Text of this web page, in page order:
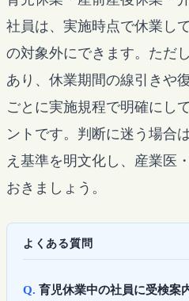
社員は、実施時点で休業し
の対象外にできます。ただ
あり、休業期間の線引きや
ごとに実施規程で明確にし
ントです。判断に迷う場合
え基準を明文化し、産業医
おきましょう。
よくある質問
育児休業中の社員に受検案